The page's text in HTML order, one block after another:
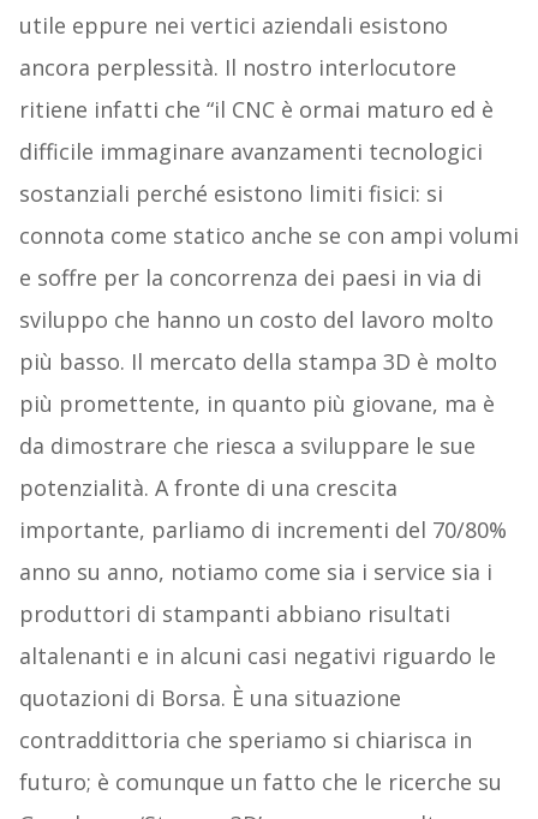
utile eppure nei vertici aziendali esistono
ancora perplessità. Il nostro interlocutore
ritiene infatti che “il CNC è ormai maturo ed è
difficile immaginare avanzamenti tecnologici
sostanziali perché esistono limiti fisici: si
connota come statico anche se con ampi volumi
e soffre per la concorrenza dei paesi in via di
sviluppo che hanno un costo del lavoro molto
più basso. Il mercato della stampa 3D è molto
più promettente, in quanto più giovane, ma è
da dimostrare che riesca a sviluppare le sue
potenzialità. A fronte di una crescita
importante, parliamo di incrementi del 70/80%
anno su anno, notiamo come sia i service sia i
produttori di stampanti abbiano risultati
altalenanti e in alcuni casi negativi riguardo le
quotazioni di Borsa. È una situazione
contraddittoria che speriamo si chiarisca in
futuro; è comunque un fatto che le ricerche su